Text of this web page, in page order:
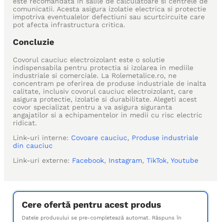
comunicatii. Acesta asigura izolatie electrica si protectie
impotriva eventualelor defectiuni sau scurtcircuite care
pot afecta infrastructura critica.
Concluzie
Covorul cauciuc electroizolant este o solutie
indispensabila pentru protectia si izolarea in mediile
industriale si comerciale. La Rolemetalice.ro, ne
concentram pe oferirea de produse industriale de inalta
calitate, inclusiv covorul cauciuc electroizolant, care
asigura protectie, izolatie si durabilitate. Alegeti acest
covor specializat pentru a va asigura siguranta
angajatilor si a echipamentelor in medii cu risc electric
ridicat.
Link-uri interne: Covoare cauciuc, Produse industriale
din cauciuc
Link-uri externe: Facebook, Instagram, TikTok, Youtube
Cere ofertă pentru acest produs
Datele produsului se pre-completează automat. Răspuns în